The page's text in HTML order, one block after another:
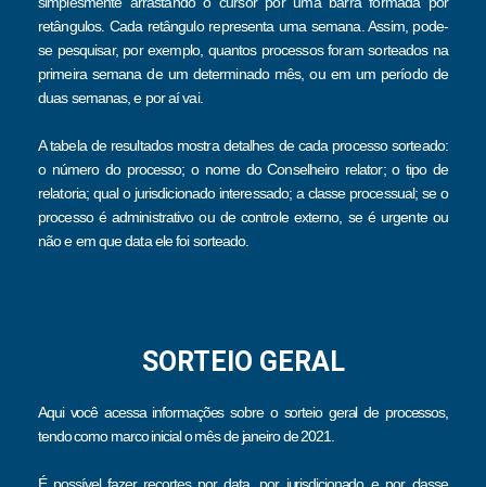
retângulos. Cada retângulo representa uma semana. Assim, pode-
se pesquisar, por exemplo, quantos processos foram sorteados na
primeira semana de um determinado mês, ou em um período de
duas semanas, e por aí vai.
A tabela de resultados mostra detalhes de cada processo sorteado:
o número do processo; o nome do Conselheiro relator; o tipo de
relatoria; qual o jurisdicionado interessado; a classe processual; se o
processo é administrativo ou de controle externo, se é urgente ou
não e em que data ele foi sorteado.
SORTEIO GERAL
Aqui você acessa informações sobre o sorteio geral de processos,
tendo como marco inicial o mês de janeiro de 2021.